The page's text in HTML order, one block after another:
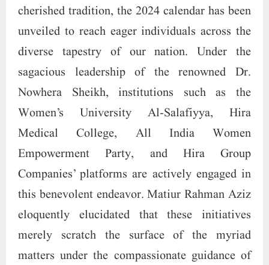
cherished tradition, the 2024 calendar has been
unveiled to reach eager individuals across the
diverse tapestry of our nation. Under the
sagacious leadership of the renowned Dr.
Nowhera Sheikh, institutions such as the
Women’s University Al-Salafiyya, Hira
Medical College, All India Women
Empowerment Party, and Hira Group
Companies’ platforms are actively engaged in
this benevolent endeavor. Matiur Rahman Aziz
eloquently elucidated that these initiatives
merely scratch the surface of the myriad
matters under the compassionate guidance of